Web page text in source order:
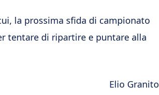
la prossima sfida di campionato
tentare di ripartire e puntare alla
Elio Granito